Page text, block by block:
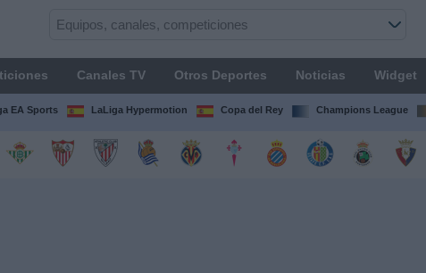
Canales TV Otros Deportes Noticias Widget
EA Sports LaLiga Hypermotion Copa del Rey Champions League